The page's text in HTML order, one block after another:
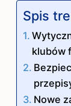
Spis
klubów
Nowe